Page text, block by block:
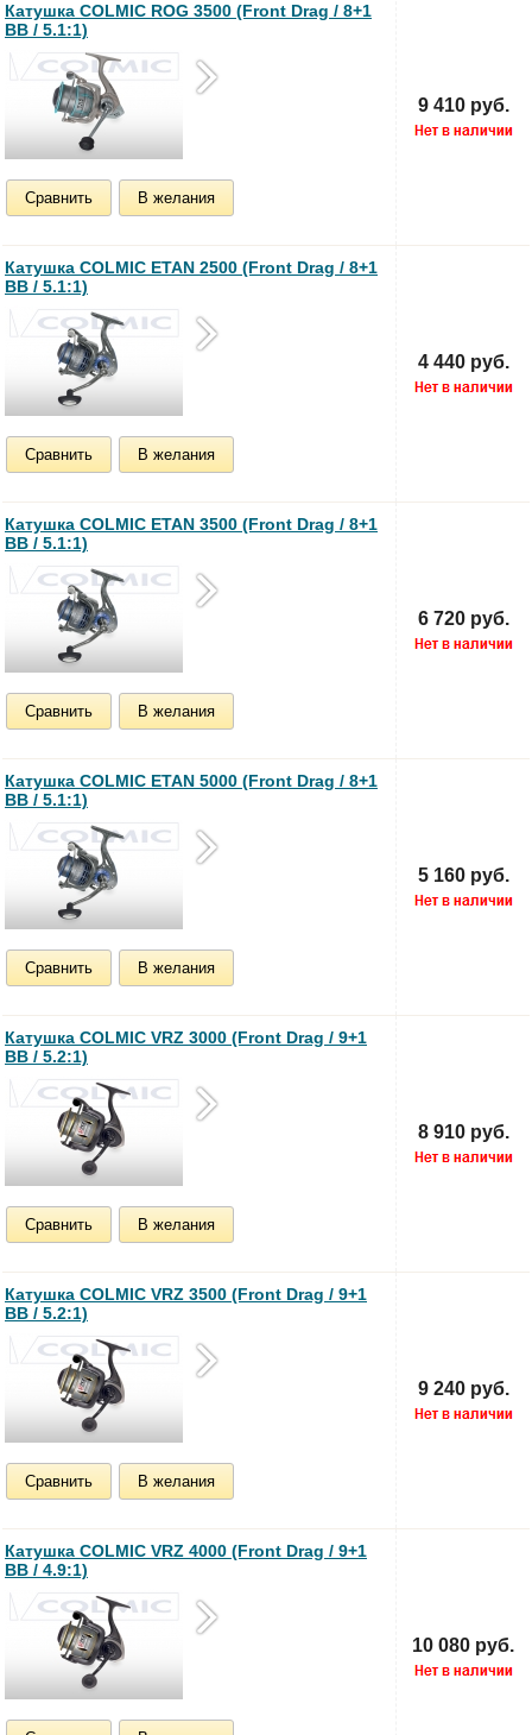
Катушка COLMIC ROG 3500 (Front Drag / 8+1
BB / 5.1:1)
Сравнить В желания
9 410 руб.
Катушка COLMIC ETAN 2500 (Front Drag / 8+1
BB / 5.1:1)
Сравнить В желания
4 440 руб.
Катушка COLMIC ETAN 3500 (Front Drag / 8+1
BB / 5.1:1)
Сравнить В желания
6 720 руб.
Катушка COLMIC ETAN 5000 (Front Drag / 8+1
BB / 5.1:1)
Сравнить В желания
5 160 руб.
Катушка COLMIC VRZ 3000 (Front Drag / 9+1
BB / 5.2:1)
Сравнить В желания
8 910 руб.
Катушка COLMIC VRZ 3500 (Front Drag / 9+1
BB / 5.2:1)
Сравнить В желания
9 240 руб.
Катушка COLMIC VRZ 4000 (Front Drag / 9+1
BB / 4.9:1)
10 080 руб.